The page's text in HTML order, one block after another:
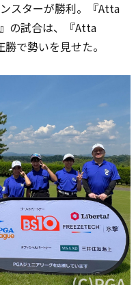
スターが勝利。『Atta
の試合は、『Atta
で勢いを見せた。